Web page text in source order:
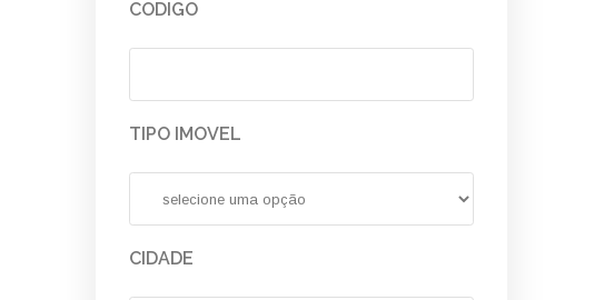
CODIGO
TIPO IMOVEL
CIDADE